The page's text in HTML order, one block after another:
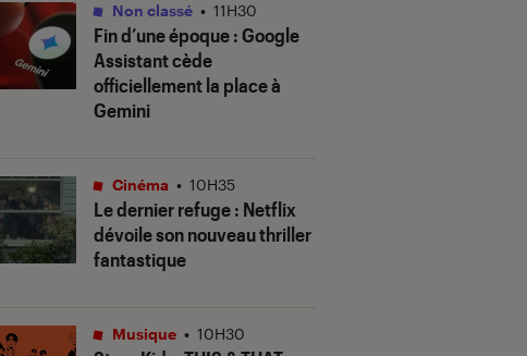
Fin d’une époque : Google
Assistant cède
officiellement la place à
Gemini
Non classé • 11H30
Le dernier refuge: Netflix
dévoile son nouveau thriller
fantastique
Cinéma • 10H35
Musique • 10H30